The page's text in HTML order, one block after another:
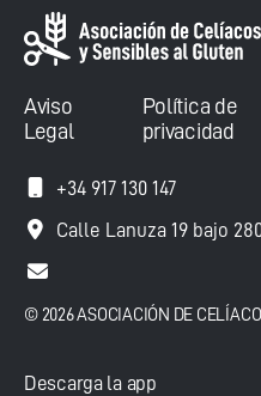
Aviso
Legal
Política de
privacidad
+34 917 130 147
Calle Lanuza 19 bajo
© 2026 ASOCIACIÓN DE
Descarga la app